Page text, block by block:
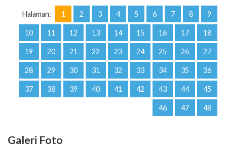
Halaman: 1 2 3 4 5 6 7 8 9
10 11 12 13 14 15 16 17 18
19 20 21 22 23 24 25 26 27
28 29 30 31 32 33 34 35 36
37 38 39 40 41 42 43 44 45
46 47 48
Galeri Foto